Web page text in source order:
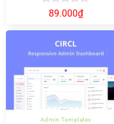
Được
hạng
sao
89.000₫
Admin Templates